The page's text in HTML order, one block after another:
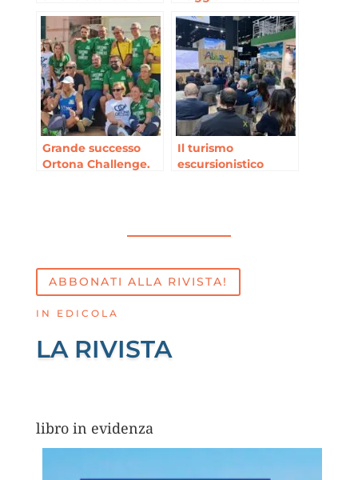
Ciclabile dei
Trabocchi
memorie della
seconda guerra
mondiale in Italia
Grande successo
Ortona Challenge.
Il turismo
escursionistico
ABBONATI ALLA RIVISTA!
IN EDICOLA
LA RIVISTA
libro in evidenza